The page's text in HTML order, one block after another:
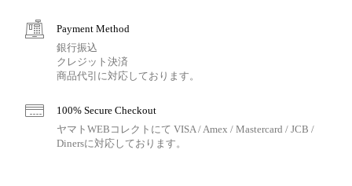
Payment Method
銀行振込
クレジット決済
商品代引に対応しております。
100% Secure Checkout
ヤマトWEBコレクトにて VISA / Amex / Mastercard / JCB /
Dinersに対応しております。